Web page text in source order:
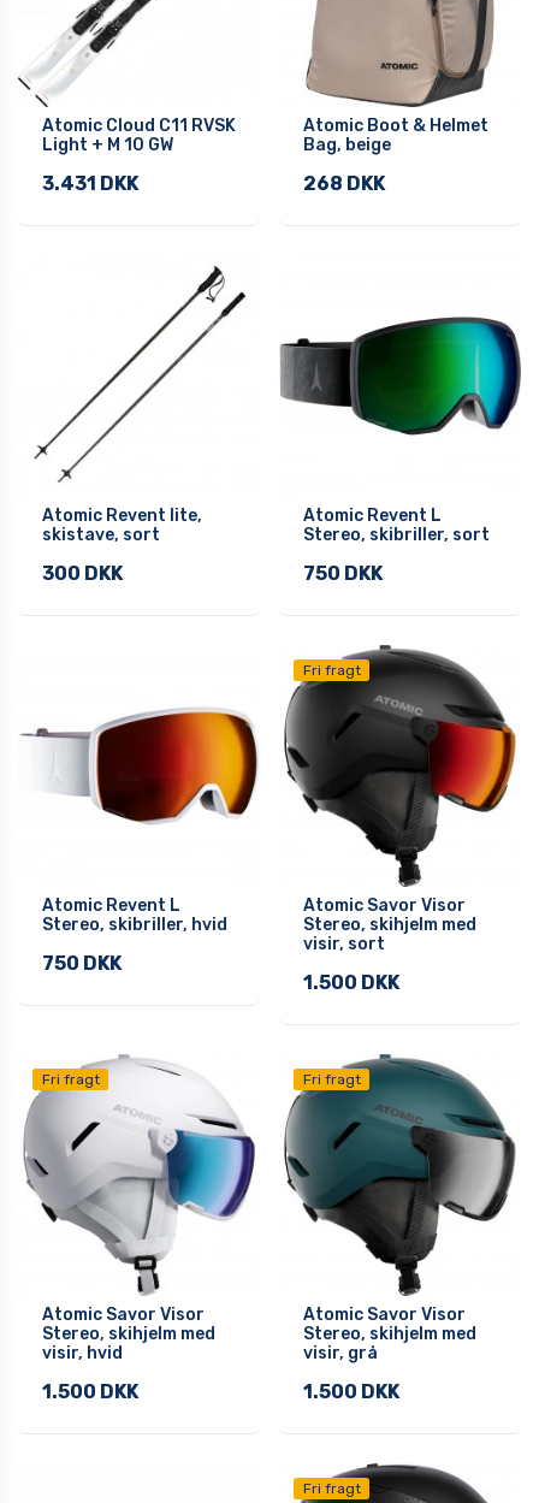
Atomic Cloud C11 RVSK
Light + M 10 GW
3.431 DKK
Atomic Boot & Helmet
Bag, beige
268 DKK
Atomic Revent lite,
skistave, sort
300 DKK
Atomic Revent L
Stereo, skibriller, sort
750 DKK
Atomic Revent L
Stereo, skibriller, hvid
750 DKK
Fri fragt
Atomic Savor Visor
Stereo, skihjelm med
visir, sort
1.500 DKK
Fri fragt
Atomic Savor Visor
Stereo, skihjelm med
visir, hvid
1.500 DKK
Fri fragt
Atomic Savor Visor
Stereo, skihjelm med
visir, grå
1.500 DKK
Fri fragt